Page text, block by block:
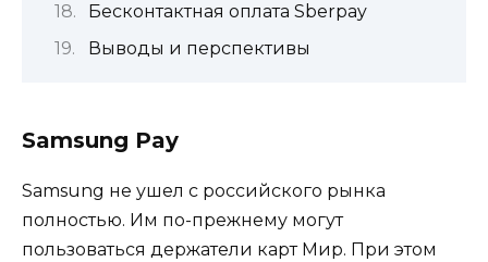
Бесконтактная оплата Sberpay
Выводы и перспективы
Samsung Pay
Samsung не ушел с российского рынка
полностью. Им по-прежнему могут
пользоваться держатели карт Мир. При этом